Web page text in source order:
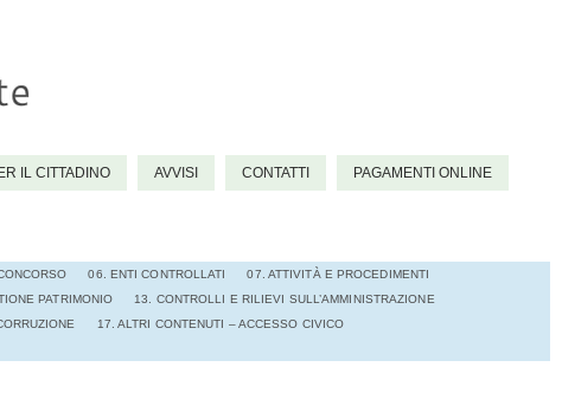
IL CITTADINO AVVISI CONTATTI PAGAMENTI ONLINE
06. ENTI CONTROLLATI
07. ATTIVITÀ E PROCEDIMENTI
PATRIMONIO
13. CONTROLLI E RILIEVI SULL’AMMINISTRAZIONE
17. ALTRI CONTENUTI – ACCESSO CIVICO